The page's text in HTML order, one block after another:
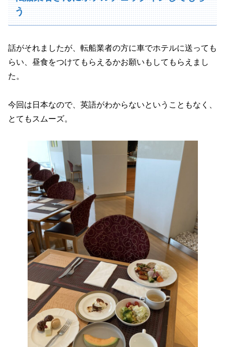
う
話がそれましたが、転船業者の方に車でホテルに送っても
らい、昼食をつけてもらえるかお願いもしてもらえまし
た。
今回は日本なので、英語がわからないということもなく、
とてもスムーズ。